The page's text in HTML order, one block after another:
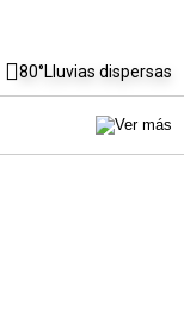
80°Lluvias dispersas